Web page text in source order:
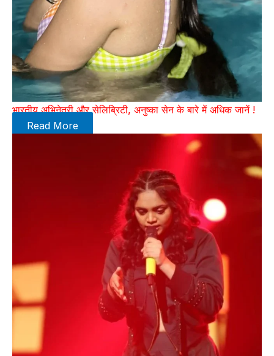
भारतीय अभिनेत्री और सेलिब्रिटी, अनुष्का सेन के बारे में अधिक जानें !
Read More